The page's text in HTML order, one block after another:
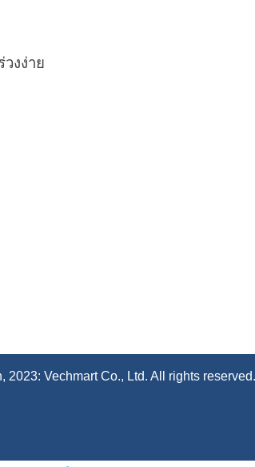
งง่าย
2023: Vechmart Co., Ltd. All rights reserved.